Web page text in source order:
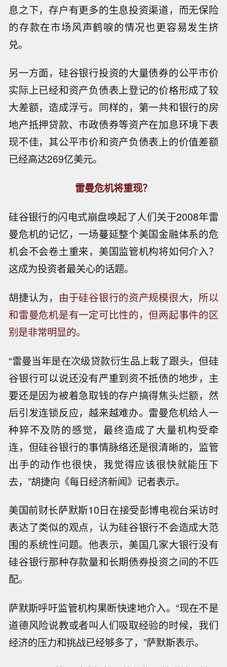
息之下，存户有更多的生息投资渠道，而无保险
的存款在市场风声鹤唳的情况也更容易发生挤
兑。
另一方面，硅谷银行投资的大量债券的公平市价
实际上已经和资产负债表上登记的价格形成了较
大差额，造成浮亏。同样的，第一共和银行的房
地产抵押贷款、市政债券等资产在加息环境下表
现不佳，其公平市价和资产负债表上的价值差额
已经高达269亿美元。
雷曼危机将重现？
硅谷银行的闪电式崩盘唤起了人们关于2008年雷
曼危机的记忆，一场蔓延整个美国金融体系的危
机会不会卷土重来，美国监管机构将如何介入？
这成为投资者最关心的话题。
胡捷认为， 由于硅谷银行的资产规模很大，所以
和雷曼危机是有一定可比性的，但两起事件的区
别是非常明显的。
“雷曼当年是在次级贷款衍生品上栽了跟头，但硅
谷银行可以说还没有严重到资不抵债的地步，主
要还是因为被着急取钱的存户搞得焦头烂额，然
后引发连锁反应，越来越难办。雷曼危机给人一
种猝不及防的感觉，最终造成了大量机构受牵
连，但硅谷银行的事情脉络还是很清晰的，监管
出手的动作也很快，我觉得应该很快就能压下
去，”胡捷向《每日经济新闻》记者表示。
美国前财长萨默斯10日在接受彭博电视台采访时
表达了类似的观点，认为硅谷银行不会造成大范
围的系统性问题。他表示，美国几家大银行没有
硅谷银行那种存款量和长期债券投资之间的不匹
配。
萨默斯呼吁监管机构果断快速地介入。“现在不是
道德风险说教或者叫人们吸取经验的时候，我们
经济的压力和挑战已经够多了，”萨默斯表示。